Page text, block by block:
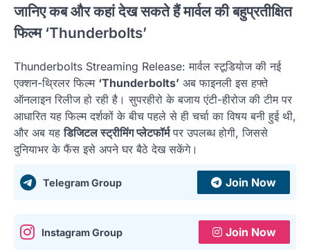
जानिए कब और कहां देख सकते हैं मार्वल की बहुप्रतीक्षित
फिल्म ‘Thunderbolts’
Thunderbolts Streaming Release: मार्वल स्टूडियोज की नई
एक्शन-थ्रिलर फिल्म ‘Thunderbolts’ अब फाइनली इस हफ्ते
ऑनलाइन रिलीज हो रही है। सुपरहीरो के बजाय एंटी-हीरोज की टीम पर
आधारित यह फिल्म दर्शकों के बीच पहले से ही चर्चा का विषय बनी हुई थी,
और अब यहडिजिटल स्ट्रीमिंग प्लेटफॉर्मपर उपलब्ध होगी, जिससे
दुनियाभर के फैंस इसे अपने घर बैठे देख सकेंगे।
Telegram Group Join Now
Instagram Group Join Now